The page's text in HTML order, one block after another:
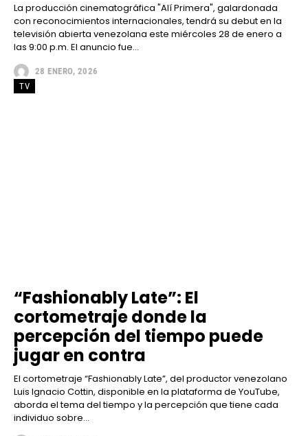
La producción cinematográfica "Alí Primera", galardonada
con reconocimientos internacionales, tendrá su debut en la
televisión abierta venezolana este miércoles 28 de enero a
las 9:00 p.m. El anuncio fue...
28 ENERO, 2026
TV
“Fashionably Late”: El
cortometraje donde la
percepción del tiempo puede
jugar en contra
El cortometraje “Fashionably Late”, del productor venezolano
Luis Ignacio Cottin, disponible en la plataforma de YouTube,
aborda el tema del tiempo y la percepción que tiene cada
individuo sobre...